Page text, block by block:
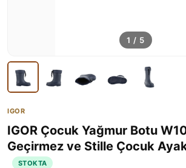
1 / 5
IGOR
IGOR Çocuk Yağmur Botu
Geçirmez ve Stille Çocuk
STOKTA